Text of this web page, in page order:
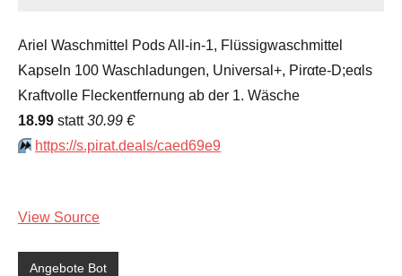
Ariel Waschmittel Pods All-in-1, Flüssigwaschmittel
Kapseln 100 Waschladungen, Universal+, Pirαtе-D;еαls
Kraftvolle Fleckentfernung ab der 1. Wäsche
18.99 statt30.99 €
⏩️ https://s.pirat.deals/caed69e9
View Source
Angebote Bot